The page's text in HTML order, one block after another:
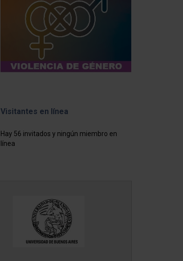
Visitantes en línea
Hay 56 invitados y ningún miembro en
línea